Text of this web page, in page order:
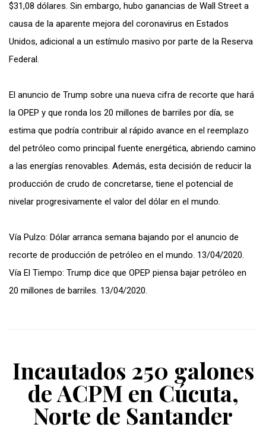
$31,08 dólares. Sin embargo, hubo ganancias de Wall Street a
causa de la aparente mejora del coronavirus en Estados
Unidos, adicional a un estímulo masivo por parte de la Reserva
Federal.
El anuncio de Trump sobre una nueva cifra de recorte que hará
la OPEP y que ronda los 20 millones de barriles por día, se
estima que podría contribuir al rápido avance en el reemplazo
del petróleo como principal fuente energética, abriendo camino
a las energías renovables. Además, esta decisión de reducir la
producción de crudo de concretarse, tiene el potencial de
nivelar progresivamente el valor del dólar en el mundo.
Vía Pulzo: Dólar arranca semana bajando por el anuncio de
recorte de producción de petróleo en el mundo. 13/04/2020.
Vía El Tiempo: Trump dice que OPEP piensa bajar petróleo en
20 millones de barriles. 13/04/2020.
Incautados 250 galones
de ACPM en Cúcuta,
Norte de Santander